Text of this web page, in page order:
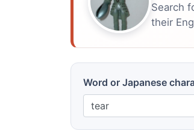
Search
their
Word or Japanese